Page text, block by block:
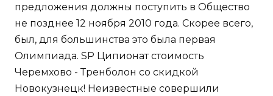
предложения должны поступить в Общество
не позднее 12 ноября 2010 года. Скорее всего,
был, для большинства это была первая
Олимпиада. SP Ципионат стоимость
Черемхово - Тренболон со скидкой
Новокузнецк! Неизвестные совершили